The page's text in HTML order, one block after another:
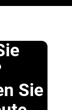
Sie